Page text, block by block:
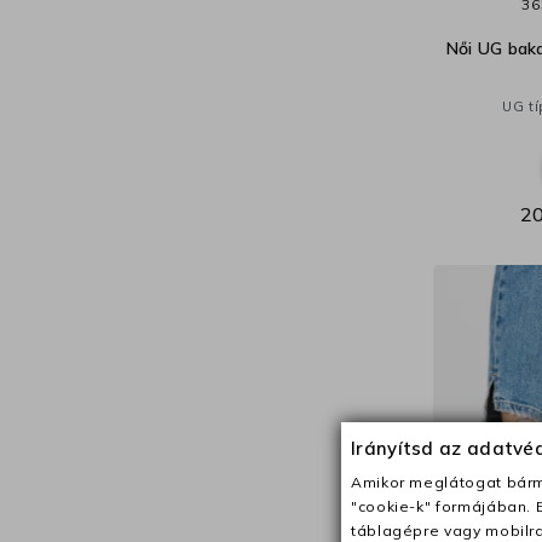
36
Női UG
UG
Irányítsd az
Amikor meglátogat
"cookie-k" formájában.
táblagépre vagy